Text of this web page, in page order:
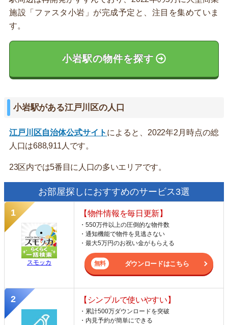
施設「ファスタ小岩」が完成予定と、注目を集めていま
す。
小岩駅の物件を探す
小岩駅がある江戸川区の人口
江戸川区自治体公式サイト によると、2022年2月時点の総
人口は688,911人です。
23区内では5番目に人口の多いエリアです。
お部屋探しにおすすめのサービス3選
スモッカ
【物件情報を毎日更新】
・550万件以上の圧倒的な物件数
・通知機能で物件を見逃さない
・最大5万円のお祝い金がもらえる
ダウンロードはこちら
【シンプルで使いやすい】
・累計500万ダウンロードを突破
・内見予約が簡単にできる